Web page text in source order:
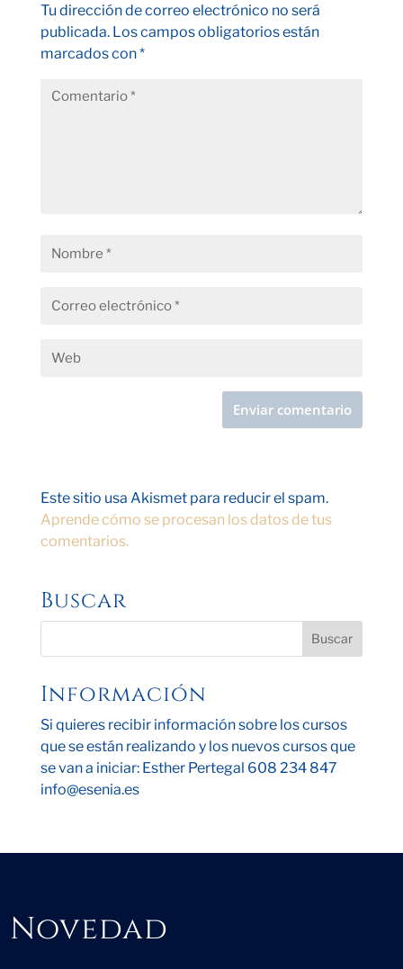
Tu dirección de correo electrónico no será
publicada. Los campos obligatorios están
marcados con*
Este sitio usa Akismet para reducir el spam.
Aprende cómo se procesan los datos de tus
comentarios.
Buscar
Información
Si quieres recibir información sobre los cursos
que se están realizando y los nuevos cursos que
se van a iniciar: Esther Pertegal 608 234 847
info@esenia.es
Novedad
Novedad